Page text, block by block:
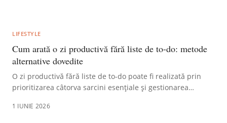
LIFESTYLE
Cum arată o zi productivă fără liste de to-do: metode
alternative dovedite
O zi productivă fără liste de to-do poate fi realizată prin
prioritizarea câtorva sarcini esențiale și gestionarea
intervalelor sau concentrarea pe cele mai importante trei
1 IUNIE 2026